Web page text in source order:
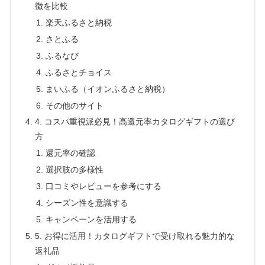
徴を比較
楽天ふるさと納税
さとふる
ふるなび
ふるさとチョイス
まいふる（イオンふるさと納税）
その他のサイト
4. コスパ重視派必見！高還元率カタログギフトの選び
方
還元率の確認
選択肢の多様性
口コミやレビューを参考にする
シーズン性を意識する
キャンペーンを活用する
5. お得に活用！カタログギフトで受け取れる魅力的な
返礼品